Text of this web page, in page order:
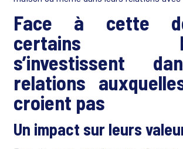
Face à cette
certains
s’investissent
relations
croient pas
Un impact sur leurs